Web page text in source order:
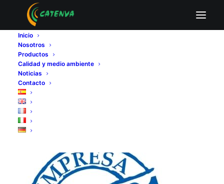
Inicio
Nosotros
Productos
Calidad y medio ambiente
Noticias
Contacto
Home
Certificado ISO 9001